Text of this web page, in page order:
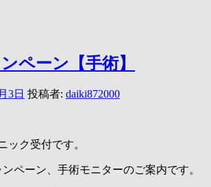
ペーン【手術】
3日 投稿者: daiki872000
ック受付です。
ペーン、手術モニターのご案内です。